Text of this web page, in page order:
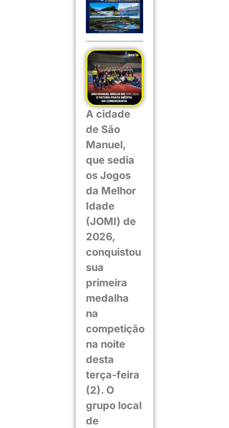
A cidade
de São
Manuel,
que sedia
os Jogos
da Melhor
Idade
(JOMI) de
2026,
conquistou
sua
primeira
medalha
na
competição
na noite
desta
terça-feira
(2). O
grupo local
de